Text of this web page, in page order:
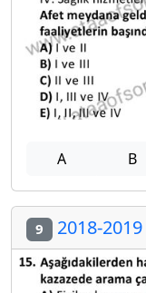
A B
9 2018-2019